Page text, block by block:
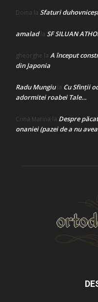
Doina la Sfaturi
amaladla SF SILUAN
gheorghe la A început
din Japonia
Radu Mungiula Cu Sfinții
adormitei roabei Tale…
Crina Marina la Despre
onaniei (pazei de a nu